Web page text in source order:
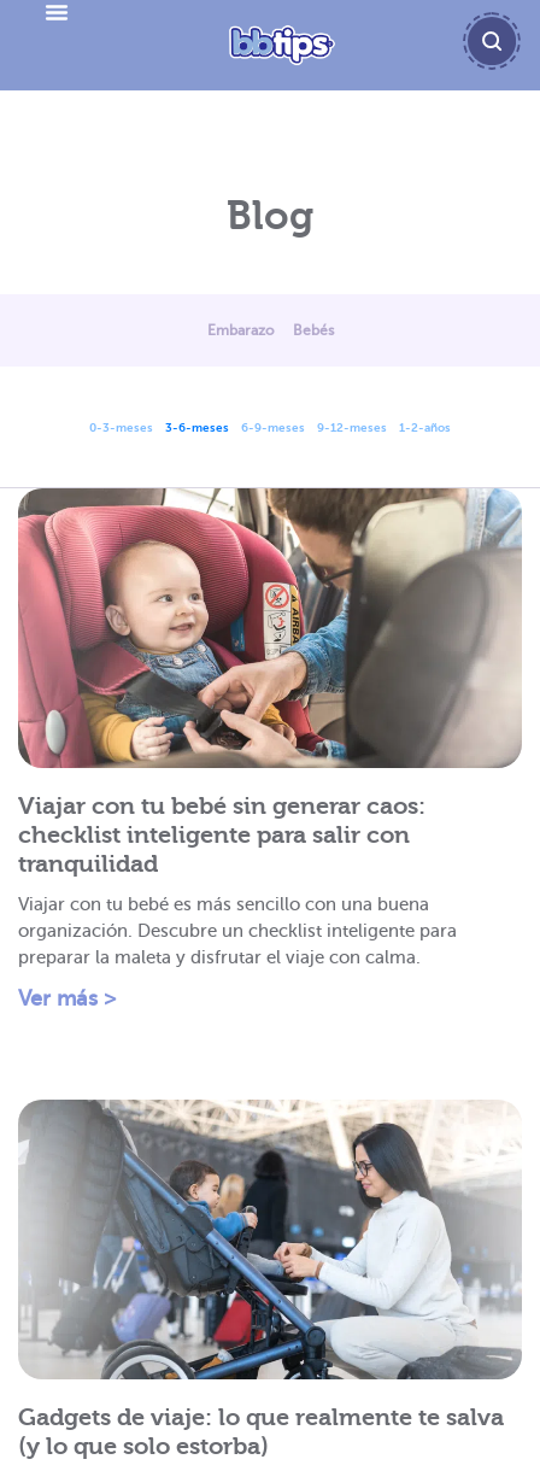
Blog
Embarazo Bebés
0-3-meses 3-6-meses 6-9-meses 9-12-meses 1-2-años
Viajar con tu bebé sin generar caos:
checklist inteligente para salir con
tranquilidad
Viajar con tu bebé es más sencillo con una buena
organización. Descubre un checklist inteligente para
preparar la maleta y disfrutar el viaje con calma.
Ver más >
Gadgets de viaje: lo que realmente te salva
(y lo que solo estorba)